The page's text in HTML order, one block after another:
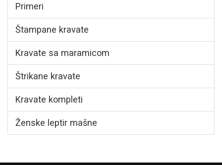
Primeri
Štampane kravate
Kravate sa maramicom
Štrikane kravate
Kravate kompleti
Ženske leptir mašne